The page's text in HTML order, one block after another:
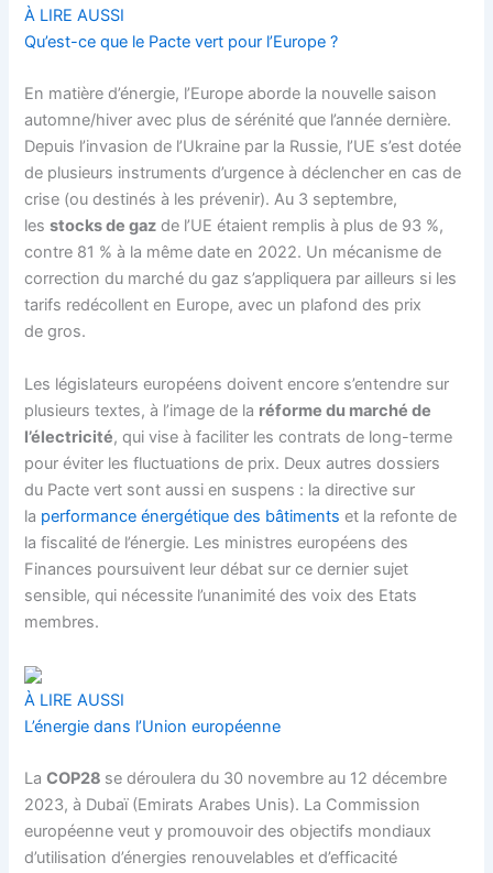
À LIRE AUSSI
Qu’est-ce que le Pacte vert pour l’Europe ?
En matière d’énergie, l’Europe aborde la nouvelle saison
automne/hiver avec plus de sérénité que l’année dernière.
Depuis l’invasion de l’Ukraine par la Russie, l’UE s’est dotée
de plusieurs instruments d’urgence à déclencher en cas de
crise (ou destinés à les prévenir). Au 3 septembre,
lesstocks de gaz de l’UE étaient remplis à plus de 93 %,
contre 81 % à la même date en 2022. Un mécanisme de
correction du marché du gaz s’appliquera par ailleurs si les
tarifs redécollent en Europe, avec un plafond des prix
de gros.
Les législateurs européens doivent encore s’entendre sur
plusieurs textes, à l’image de la réforme du marché de
l’électricité, qui vise à faciliter les contrats de long-terme
pour éviter les fluctuations de prix. Deux autres dossiers
du Pacte vert sont aussi en suspens : ladirective sur
la performance énergétique des bâtiments et la refonte de
la fiscalité de l’énergie. Les ministres européens des
Finances poursuivent leur débat sur ce dernier sujet
sensible, qui nécessite l’unanimité des voix des Etats
membres.
À LIRE AUSSI
L’énergie dans l’Union européenne
LaCOP28 se déroulera du 30 novembre au 12 décembre
2023, à Dubaï (Emirats Arabes Unis). La Commission
européenne veut y promouvoir des objectifs mondiaux
d’utilisation d’énergies renouvelables et d’efficacité